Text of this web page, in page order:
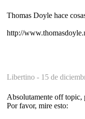
Thomas Doyle hace
http://
Libertino - 15 de
Absolutamente off topic,
Por favor, mire esto: